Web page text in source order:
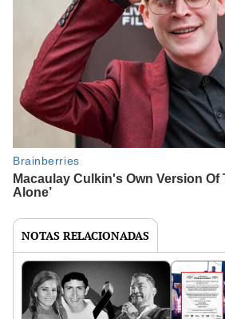
NOTAS RELACIONADAS